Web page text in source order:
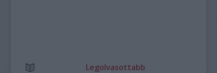
Legolvasottabb